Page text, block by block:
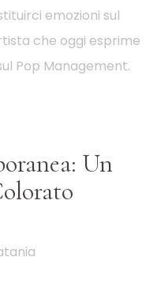
emozioni sul
che oggi esprime
Pop Management.
Un